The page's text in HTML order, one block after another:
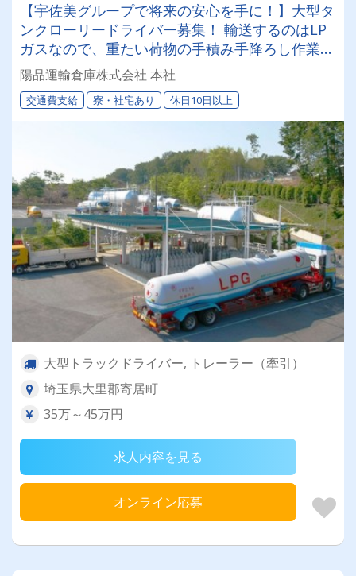
【宇佐美グループで将来の安心を手に！】大型タ
ンクローリードライバー募集！ 輸送するのはLP
ガスなので、重たい荷物の手積み手降ろし作業は
一切ナシ◎大型免許があれば未経験でも大歓迎！
盤石なグループ基盤のもとで、一生モノのスキル
を身につけませんか？
陽品運輸倉庫株式会社 本社
交通費支給 寮・社宅あり 休日10日以上
大型トラックドライバー, トレーラー（牽引）
埼玉県大里郡寄居町
35万～45万円
求人内容を見る
オンライン応募